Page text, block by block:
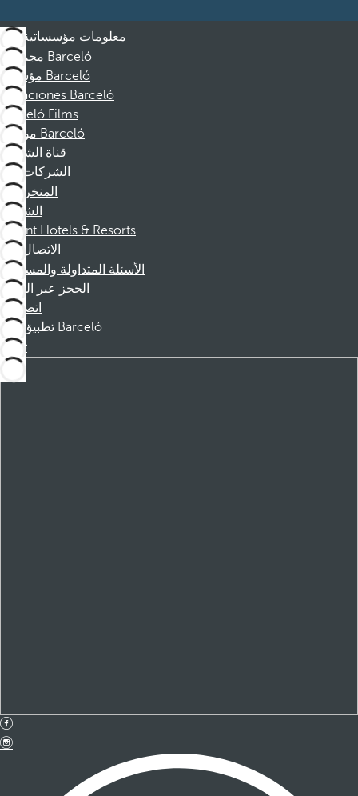
معلومات مؤسساتية
مجموعة Barceló
مؤسسة Barceló
Vacaciones Barceló
Barceló Films
موظفو Barceló
قناة الشكوى
الشركات
المنخرطين
الشركاء
Dorint Hotels & Resorts
الاتصال
الأسئلة المتداولة والمساعدة
الحجز عبر الهاتف
اتصل بنا
تطبيق Barceló
تنزيل